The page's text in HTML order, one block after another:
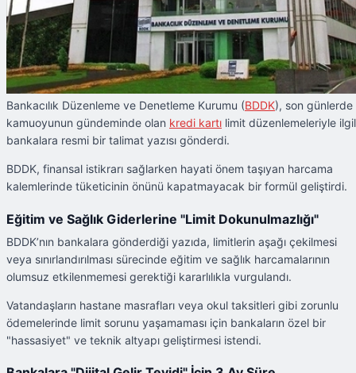
Bankacılık Düzenleme ve Denetleme Kurumu (BDDK), son günlerde
kamuoyunun gündeminde olan kredi kartı limit düzenlemeleriyle
bankalara resmi bir talimat yazısı gönderdi.
BDDK, finansal istikrarı sağlarken hayati önem taşıyan harcama
kalemlerinde tüketicinin önünü kapatmayacak bir formül geliştirdi.
Eğitim ve Sağlık Giderlerine "Limit Dokunulmazlığı"
BDDK’nın bankalara gönderdiği yazıda, limitlerin aşağı çekilmesi
veya sınırlandırılması sürecinde eğitim ve sağlık harcamalarının
olumsuz etkilenmemesi gerektiği kararlılıkla vurgulandı.
Vatandaşların hastane masrafları veya okul taksitleri gibi zorunlu
ödemelerinde limit sorunu yaşamaması için bankaların özel bir
"hassasiyet" ve teknik altyapı geliştirmesi istendi.